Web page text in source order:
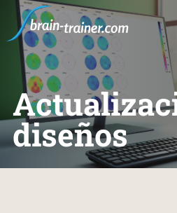
diseños